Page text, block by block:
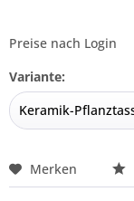
Preise nach Login
Variante:
Merken